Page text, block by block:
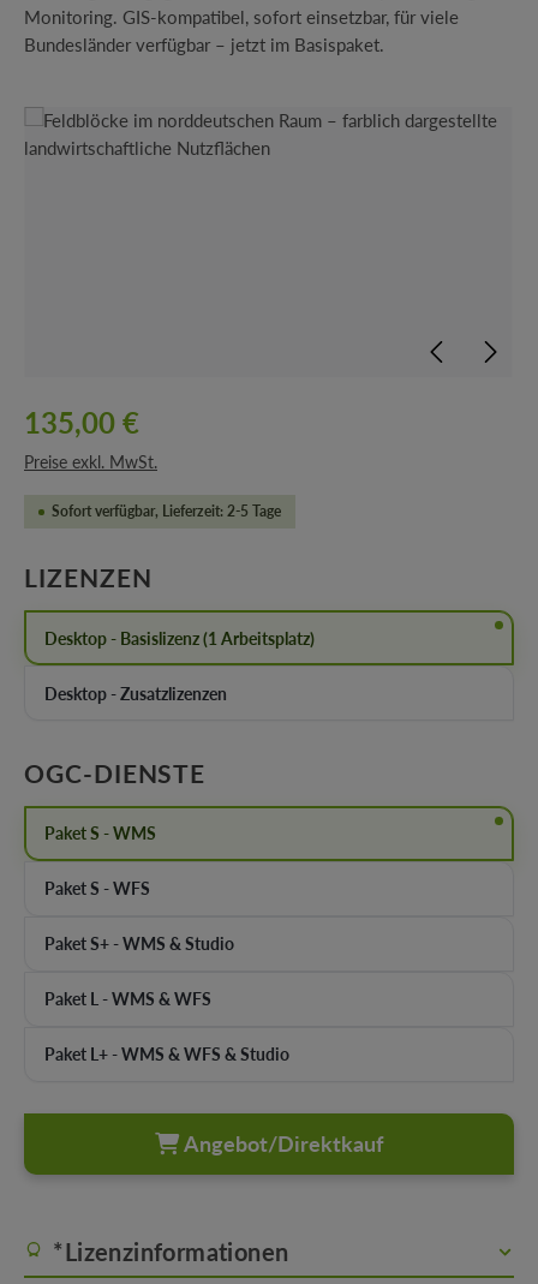
Monitoring. GIS-kompatibel, sofort einsetzbar, für viele
Bundesländer verfügbar – jetzt im Basispaket.
Bildergalerie überspringen
135,00 €
Preise exkl. MwSt.
Sofort verfügbar, Lieferzeit: 2-5 Tage
LIZENZEN
Desktop - Basislizenz (1 Arbeitsplatz)
Desktop - Zusatzlizenzen
OGC-DIENSTE
Paket S - WMS
Paket S - WFS
Paket S+ - WMS & Studio
Paket L - WMS & WFS
Paket L+ - WMS & WFS & Studio
Angebot/Direktkauf
*Lizenzinformationen